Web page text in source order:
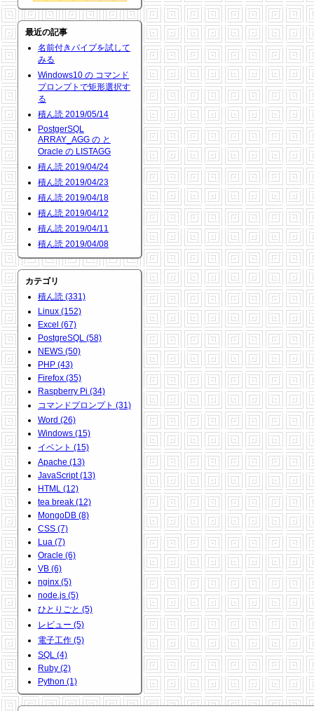
最近の記事
名前付きパイプを試して
みる
Windows10 の コマンド
プロンプトで矩形選択す
る
積ん読 2019/05/14
PostgerSQL
ARRAY_AGG の と
Oracle の LISTAGG
積ん読 2019/04/24
積ん読 2019/04/23
積ん読 2019/04/18
積ん読 2019/04/12
積ん読 2019/04/11
積ん読 2019/04/08
カテゴリ
積ん読 (331)
Linux (152)
Excel (67)
PostgreSQL (58)
NEWS (50)
PHP (43)
Firefox (35)
Raspberry Pi (34)
コマンドプロンプト (31)
Word (26)
Windows (15)
イベント (15)
Apache (13)
JavaScript (13)
HTML (12)
tea break (12)
MongoDB (8)
CSS (7)
Lua (7)
Oracle (6)
VB (6)
nginx (5)
node.js (5)
ひとりごと (5)
レビュー (5)
電子工作 (5)
SQL (4)
Ruby (2)
Python (1)